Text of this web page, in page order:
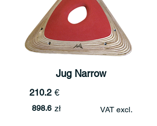
Jug Narrow
210.2 €
898.6 zł VAT excl.